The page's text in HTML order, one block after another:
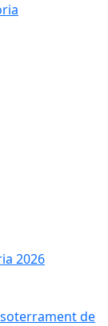
2026
de